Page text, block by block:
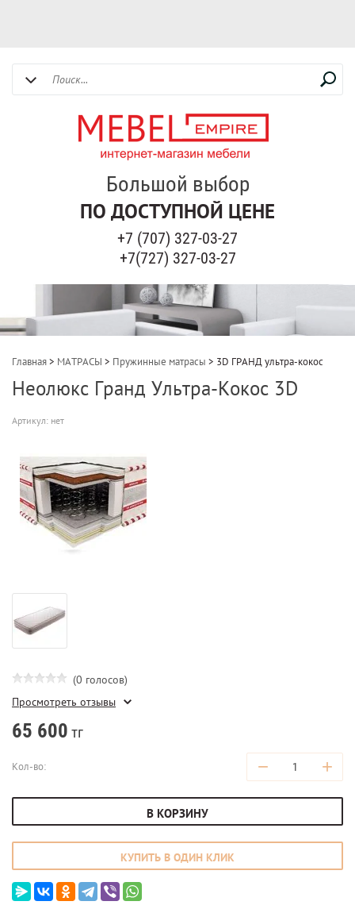
Большой выбор
ПО ДОСТУПНОЙ ЦЕНЕ
+7 (707) 327-03-27
+7(727) 327-03-27
Главная> МАТРАСЫ > Пружинные матрасы > 3D ГРАНД ультра-кокос
Неолюкс Гранд Ультра-Кокос 3D
Артикул: нет
(0 голосов)
Просмотреть отзывы
65 600 тг
Кол-во: − +
В КОРЗИНУ
КУПИТЬ В ОДИН КЛИК